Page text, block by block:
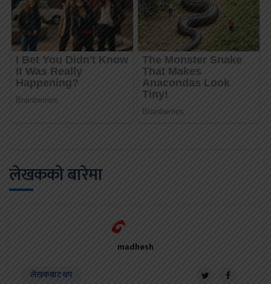
लेखकको बारेमा
madhesh
लेखकबाट थप